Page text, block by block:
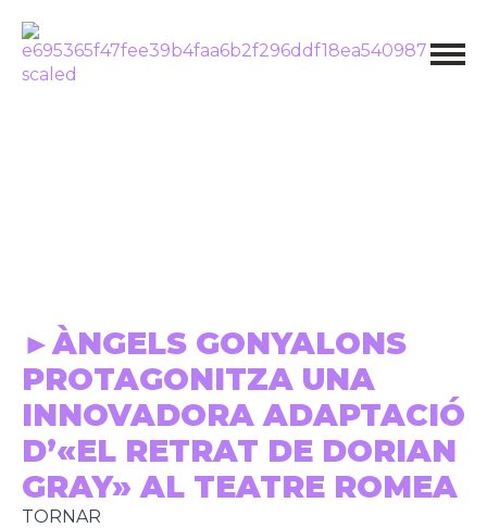
►ÀNGELS GONYALONS
PROTAGONITZA UNA
INNOVADORA ADAPTACIÓ
D’«EL RETRAT DE DORIAN
GRAY» AL TEATRE ROMEA
TORNAR